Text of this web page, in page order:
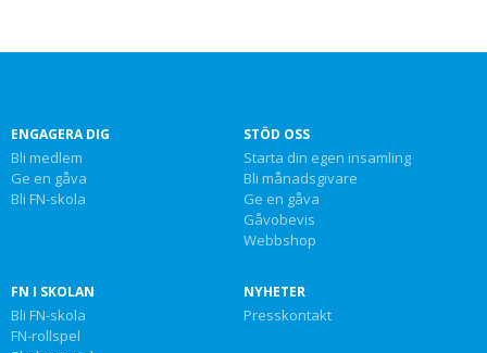
ENGAGERA DIG
Bli medlem
Ge en gåva
Bli FN-skola
STÖD OSS
Starta din egen insamling
Bli månadsgivare
Ge en gåva
Gåvobevis
Webbshop
FN I SKOLAN
Bli FN-skola
FN-rollspel
NYHETER
Presskontakt